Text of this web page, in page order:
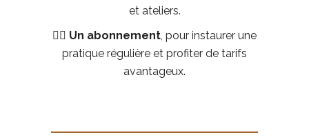
et ateliers.
🧘‍♀️ Un abonnement , pour instaurer une
pratique régulière et profiter de tarifs
avantageux.